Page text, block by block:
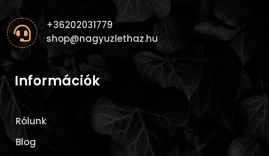

+36202031779
shop@nagyuzlethaz.hu
Információk
Rólunk
Blog